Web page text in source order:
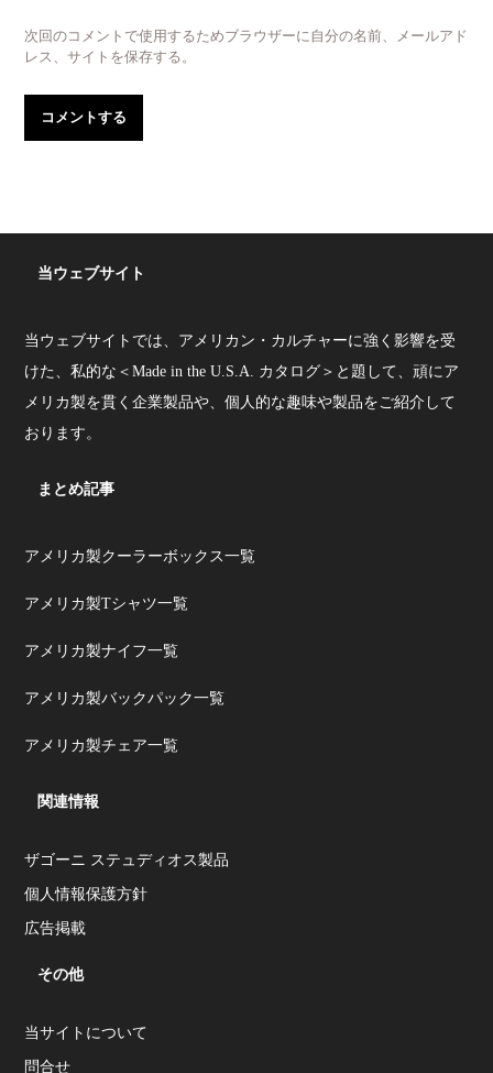
次回のコメントで使用するためブラウザーに自分の名前、メールアド
レス、サイトを保存する。
当ウェブサイト
当ウェブサイトでは、アメリカン・カルチャーに強く影響を受
けた、私的な＜Made in the U.S.A. カタログ＞と題して、頑にア
メリカ製を貫く企業製品や、個人的な趣味や製品をご紹介して
おります。
まとめ記事
アメリカ製クーラーボックス一覧
アメリカ製Tシャツ一覧
アメリカ製ナイフ一覧
アメリカ製バックパック一覧
アメリカ製チェア一覧
関連情報
ザゴーニ ステュディオス製品
個人情報保護方針
広告掲載
その他
当サイトについて
問合せ